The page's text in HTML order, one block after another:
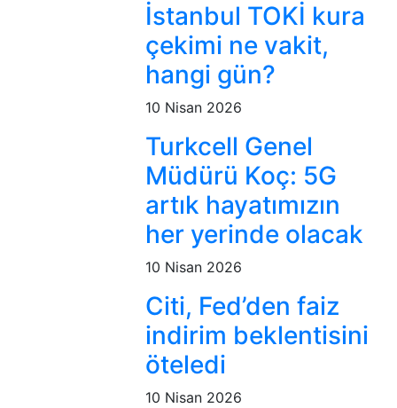
İstanbul TOKİ kura
çekimi ne vakit,
hangi gün?
10 Nisan 2026
Turkcell Genel
Müdürü Koç: 5G
artık hayatımızın
her yerinde olacak
10 Nisan 2026
Citi, Fed’den faiz
indirim beklentisini
öteledi
10 Nisan 2026